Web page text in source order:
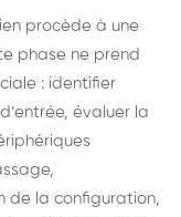
procède à une
phase ne prend
: identifier
évaluer la
de la configuration,